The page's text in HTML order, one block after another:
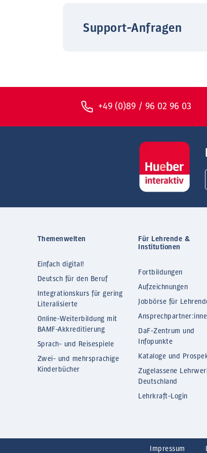
Support-Anfragen
+49 (0)89 / 96 02 96 03
Themenwelten
Einfach digital!
Deutsch für den Beruf
Integrationskurs für gering
Literalisierte
Online-Weiterbildung mit
BAMF-Akkreditierung
Sprach- und Reisespiele
Zwei- und mehrsprachige
Kinderbücher
Für Lehrende &
Institutionen
Fortbildungen
Aufzeichnungen
Jobbörse für
DaF-Zentrum und
Infopunkte
Kataloge und
Zugelassene
Deutschland
Lehrkraft-Login
Impressum